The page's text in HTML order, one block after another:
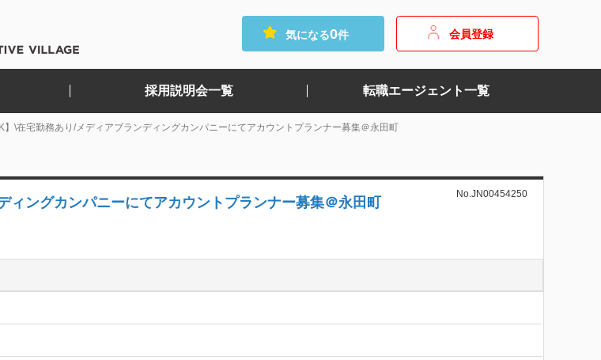
気になる0件 会員登録
採用説明会一覧 転職エージェント一覧
】\在宅勤務あり/メディアブランディングカンパニーにてアカウントプランナー募集＠永田町
ングカンパニーにてアカウントプランナー募集＠永田町
No.JN00454250